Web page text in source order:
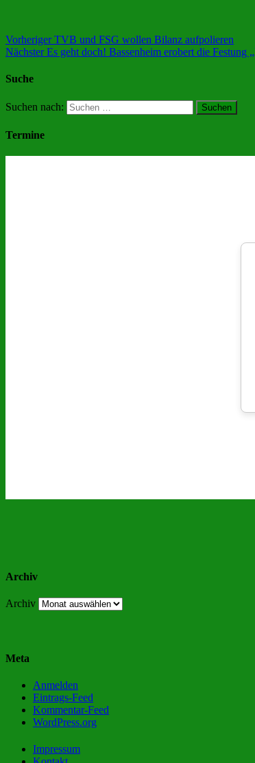
VorherigerTVB und FSG wollen Bilanz aufpolieren
NächsterEs geht doch! Bassenheim erobert die Festung
Suche
Suchen nach:
Termine
Archiv
Archiv
Meta
Anmelden
Eintrags-Feed
Kommentar-Feed
WordPress.org
Impressum